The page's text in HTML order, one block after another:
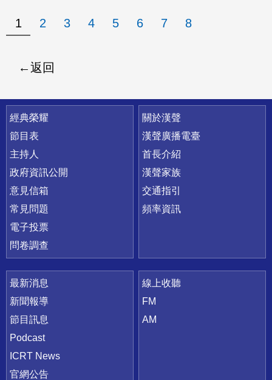
1 2 3 4 5 6 7 8
返回
快速連結
經典榮耀
節目表
主持人
政府資訊公開
意見信箱
常見問題
電子投票
問卷調查
關於漢聲
漢聲廣播電臺
首長介紹
漢聲家族
交通指引
頻率資訊
最新消息
新聞報導
節目訊息
Podcast
ICRT News
官網公告
線上收聽
FM
AM